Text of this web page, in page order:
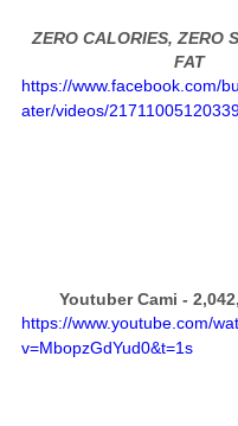
ZERO CALORIES, ZERO
FAT
https://www.facebook.com/
ater/videos/
Youtuber Cami -
https://www.youtube.com/
v=MbopzGdYud0&t=1s